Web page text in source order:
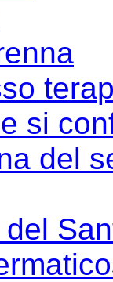
si
del